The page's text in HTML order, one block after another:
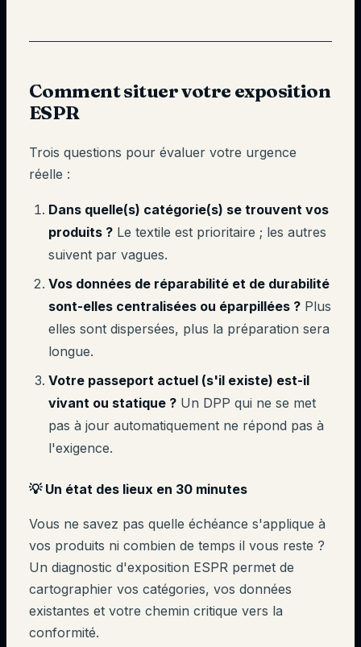
Comment situer votre exposition
ESPR
Trois questions pour évaluer votre urgence
réelle :
Dans quelle(s) catégorie(s) se trouvent vos
produits ? Le textile est prioritaire ; les autres
suivent par vagues.
Vos données de réparabilité et de durabilité
sont-elles centralisées ou éparpillées ? Plus
elles sont dispersées, plus la préparation sera
longue.
Votre passeport actuel (s'il existe) est-il
vivant ou statique ? Un DPP qui ne se met
pas à jour automatiquement ne répond pas à
l'exigence.
💡 Un état des lieux en 30 minutes
Vous ne savez pas quelle échéance s'applique à
vos produits ni combien de temps il vous reste ?
Un diagnostic d'exposition ESPR permet de
cartographier vos catégories, vos données
existantes et votre chemin critique vers la
conformité.